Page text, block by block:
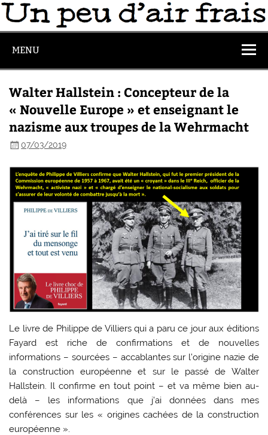
MENU
Walter Hallstein : Concepteur de la
« Nouvelle Europe » et enseignant le
nazisme aux troupes de la Wehrmacht
07/03/2019
Le livre de Philippe de Villiers qui a paru ce jour aux éditions
Fayard est riche de confirmations et de nouvelles
informations – sourcées – accablantes sur l’origine nazie de
la construction européenne et sur le passé de Walter
Hallstein. Il confirme en tout point – et va même bien au-
delà – les informations que j’ai données dans mes
conférences sur les « origines cachées de la construction
européenne ».